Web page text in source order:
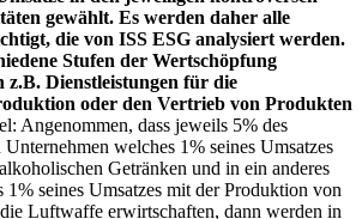
gewählt. Es werden daher alle
die von ISS ESG analysiert werden.
Stufen der Wertschöpfung
z.B. Dienstleistungen für die
oder den Vertrieb von Produkten
Angenommen, dass jeweils 5% des
welches 1% seines Umsatzes
Getränken und in ein anderes
1% seines Umsatzes mit der Produktion von
Luftwaffe erwirtschaften, dann werden in